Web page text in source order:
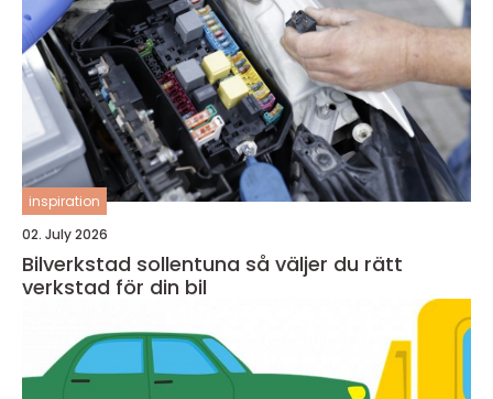
inspiration
02. July 2026
Bilverkstad sollentuna så väljer du rätt
verkstad för din bil